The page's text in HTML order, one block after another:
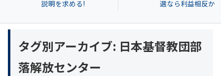
説明を求める!
選なら利益相反か
タグ別アーカイブ: 日本基督教団部
落解放センター